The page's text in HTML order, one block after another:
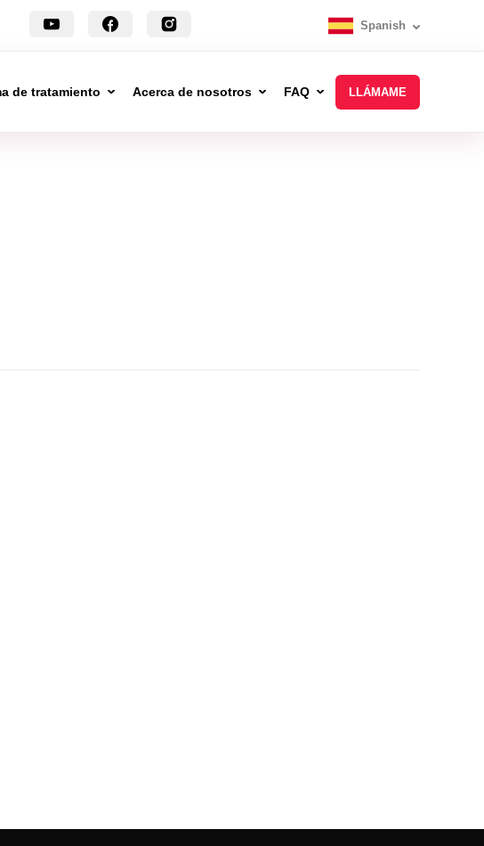
Spanish
de tratamiento Acerca de nosotros FAQ LLÁMAME